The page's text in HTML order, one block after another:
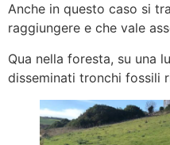
Anche in questo caso si
raggiungere e che vale
Qua nella foresta, su una
disseminati tronchi fossili